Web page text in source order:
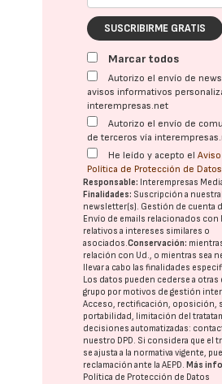
SUSCRIBIRME GRATIS
Marcar todos
Autorizo el envío de
avisos informativos
interempresas.net
Autorizo el envío de
de terceros vía
He leído y acepto el
Política de Protección de Datos
Responsable: Interempresas
Finalidades: Suscripción a
newsletter(s). Gestión de cuenta
Envío de emails relacionados con
relativos a intereses similares o
asociados.Conservación:
relación con Ud., o mientras sea
llevar a cabo las finalidades
Los datos pueden cederse a otras
grupo por motivos de gestión
Acceso, rectificación, oposición,
portabilidad, limitación del
decisiones automatizadas:
nuestro DPD. Si considera que el
se ajusta a la normativa vigente,
reclamación ante laAEPD. Más
Política de Protección de Datos